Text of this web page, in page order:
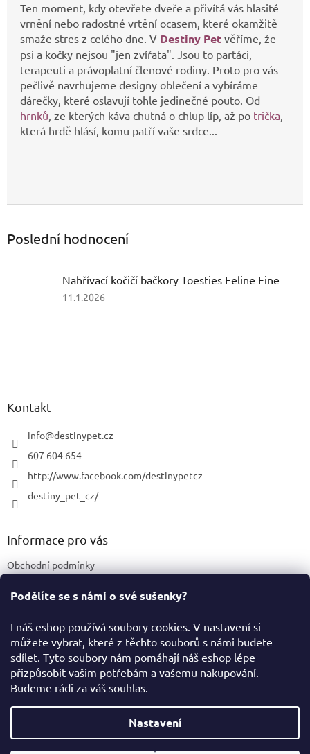
Podělíte se s námi o své sušenky?
I náš eshop používá soubory cookies. V nastavení si
můžete vybrat, které z těchto souborů s námi budete
sdílet. Tyto soubory nám pomáhají náš eshop lépe
přizpůsobit vašim potřebám a vašemu nakupování.
Budeme rádi za váš souhlas.
Nastavení
Ten moment, kdy otevřete dveře a přivítá vás hlasité
vrnění nebo radostné vrtění ocasem, které okamžitě
smaže stres z celého dne. V Destiny Pet věříme, že
psi a kočky nejsou "jen zvířata". Jsou to parťáci,
terapeuti a právoplatní členové rodiny. Proto pro vás
pečlivě navrhujeme designy oblečení a vybíráme
dárečky, které oslavují tohle jedinečné pouto. Od
hrnků, ze kterých káva chutná o chlup líp, až po trička,
která hrdě hlásí, komu patří vaše srdce...
Poslední hodnocení
Nahřívací kočičí bačkory Toesties Feline Fine
Hodnocení
11.1.2026
Z
Kontakt
info@destinypet.cz
607 604 654
http://www.facebook.com/destinypetcz
destiny_pet_cz/
Informace pro vás
Obchodní podmínky
Certifikace a označení produktů
Facebook